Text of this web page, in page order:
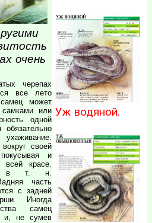
очень
черепах
все лето
может
самками или
одной
обязательно
своей
и
всей красе.
в т. н.
часть
с задней
Иногда
самец
и, не сумев
Уж водяной.